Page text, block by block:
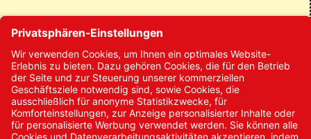
Kontakt
Kontakt/Anfrage
Neukundenanmeldung
Kennwort vergessen